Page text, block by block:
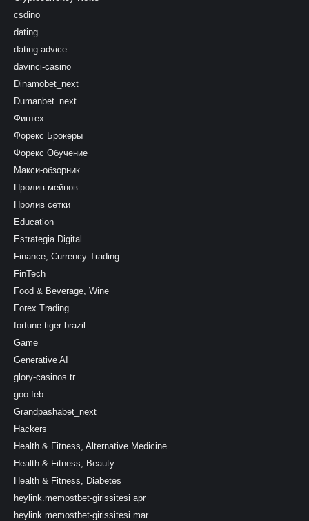
csdino
dating
dating-advice
davinci-casino
Dinamobet_next
Dumanbet_next
Финтех
Форекс Брокеры
Форекс Обучение
Макси-обзорник
Пролив мейнов
Пролив сетки
Education
Estrategia Digital
Finance, Currency Trading
FinTech
Food & Beverage, Wine
Forex Trading
fortune tiger brazil
Game
Generative AI
glory-casinos tr
goo feb
Grandpashabet_next
Hackers
Health & Fitness, Alternative Medicine
Health & Fitness, Beauty
Health & Fitness, Diabetes
heylink.memostbet-girissitesi apr
heylink.memostbet-girissitesi mar